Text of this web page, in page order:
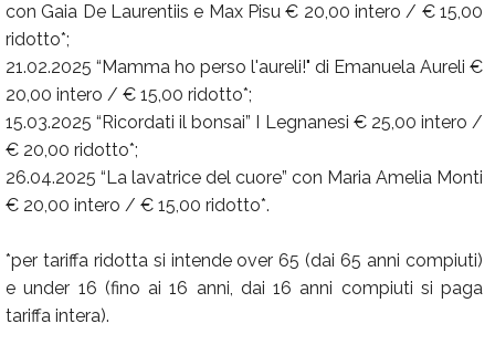
con Gaia De Laurentiis e Max Pisu € 20,00 intero / € 15,00
ridotto*;
21.02.2025 “Mamma ho perso l'aureli!" di Emanuela Aureli €
20,00 intero / € 15,00 ridotto*;
15.03.2025 “Ricordati il bonsai” I Legnanesi € 25,00 intero /
€ 20,00 ridotto*;
26.04.2025 “La lavatrice del cuore” con Maria Amelia Monti
€ 20,00 intero / € 15,00 ridotto*.
*per tariffa ridotta si intende over 65 (dai 65 anni compiuti)
e under 16 (fino ai 16 anni, dai 16 anni compiuti si paga
tariffa intera).